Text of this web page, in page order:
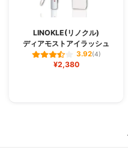
LINOKLE(リノクル)
ディアモストアイラッシュ
3.92(4)
¥2,380